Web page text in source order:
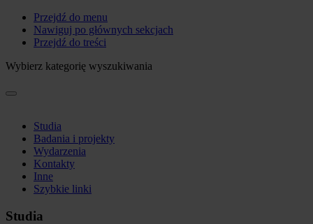
Przejdź do menu
Nawiguj po głównych sekcjach
Przejdź do treści
Wybierz kategorię wyszukiwania
Studia
Badania i projekty
Wydarzenia
Kontakty
Inne
Szybkie linki
Studia